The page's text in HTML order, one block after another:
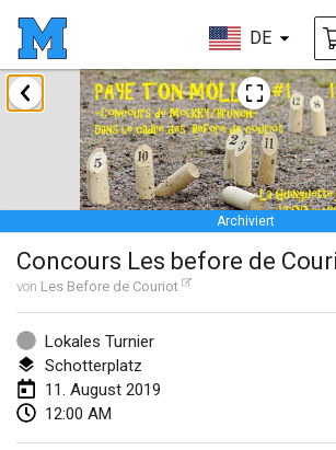
DE
Archiviert
Concours Les before de
von Les Before de Couriot
Lokales Turnier
Schotterplatz
11. August 2019
12:00 AM
Januar 2019
New Year's Throw Mölkky
1. Jan. 2019|Tschechische Republik
Tournoi Mixte ASPTTOM
20. Jan. 2019| Frankreich
Tournoi d'Hiver
26. Jan. 2019
Liekki Cup
26. Jan. 2019